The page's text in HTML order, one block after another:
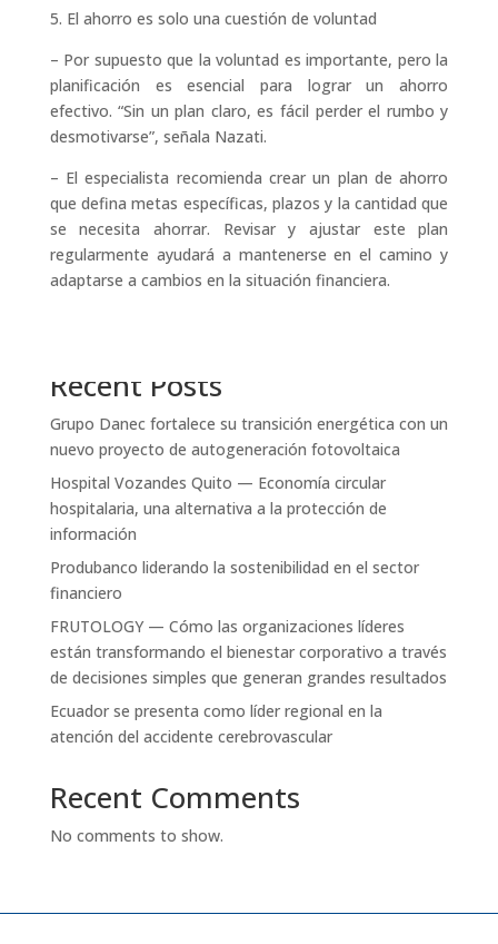
5. El ahorro es solo una cuestión de voluntad
– Por supuesto que la voluntad es importante, pero la
planificación es esencial para lograr un ahorro
efectivo. “Sin un plan claro, es fácil perder el rumbo y
desmotivarse”, señala Nazati.
– El especialista recomienda crear un plan de ahorro
que defina metas específicas, plazos y la cantidad que
se necesita ahorrar. Revisar y ajustar este plan
regularmente ayudará a mantenerse en el camino y
adaptarse a cambios en la situación financiera.
Recent Posts
Grupo Danec fortalece su transición energética con un
nuevo proyecto de autogeneración fotovoltaica
Hospital Vozandes Quito — Economía circular
hospitalaria, una alternativa a la protección de
información
Produbanco liderando la sostenibilidad en el sector
financiero
FRUTOLOGY — Cómo las organizaciones líderes
están transformando el bienestar corporativo a través
de decisiones simples que generan grandes resultados
Ecuador se presenta como líder regional en la
atención del accidente cerebrovascular
Recent Comments
No comments to show.